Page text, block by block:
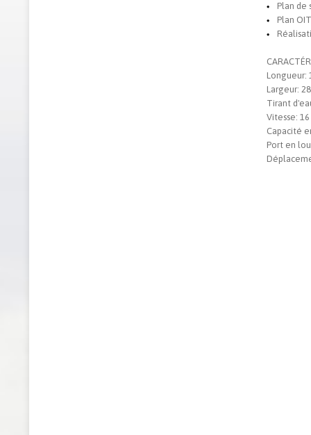
Plan de
Plan OIT
Longueur:
Largeur:
Tirant
Vitesse:
Capacité
Port en